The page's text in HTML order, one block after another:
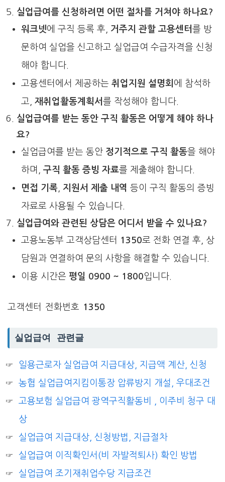
실업급여를 신청하려면 어떤 절차를 거쳐야 하나요?
워크넷에 구직 등록 후, 거주지 관할 고용센터 를 방
문하여 실업을 신고하고 실업급여 수급자격을 신청
해야 합니다.
고용센터에서 제공하는 취업지원 설명회 에 참석하
고, 재취업활동계획서 를 작성해야 합니다.
실업급여를 받는 동안 구직 활동은 어떻게 해야 하나
요?
실업급여를 받는 동안 정기적으로 구직 활동을 해야
하며, 구직 활동 증빙 자료를 제출해야 합니다.
면접 기록
지원서 제출 내역 등이 구직 활동의 증빙
자료로 사용될 수 있습니다.
실업급여와 관련된 상담은 어디서 받을 수 있나요?
고용노동부 고객상담센터
1350로 전화 연결 후, 상
담원과 연결하여 문의 사항을 해결할 수 있습니다.
이용 시간은 평일 0900 ~ 1800입니다.
고객센터 전화번호 1350
실업급여 관련글
일용근로자 실업급여 지급대상, 지급액 계산, 신청
농협 실업급여지킴이통장 압류방지 개설, 우대조건
고용보험 실업급여 광역구직활동비 , 이주비 청구 대
상
실업급여 지급대상, 신청방법, 지급절차
실업급여 이직확인서(비 자발적퇴사) 확인 방법
실업급여 조기재취업수당 지급조건